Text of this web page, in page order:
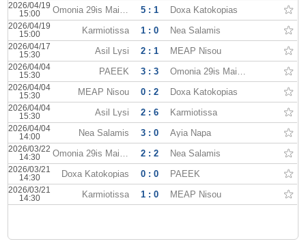
2026/04/19
15:00
Omonia 29is Maiou 5 : 1 Doxa Katokopias
2026/04/19
15:00
Karmiotissa 1 : 0 Nea Salamis
2026/04/17
15:30
Asil Lysi 2 : 1 MEAP Nisou
2026/04/04
15:30
PAEEK 3 : 3 Omonia 29is Maiou
2026/04/04
15:30
MEAP Nisou 0 : 2 Doxa Katokopias
2026/04/04
15:30
Asil Lysi 2 : 6 Karmiotissa
2026/04/04
14:00
Nea Salamis 3 : 0 Ayia Napa
2026/03/22
14:30
Omonia 29is Maiou 2 : 2 Nea Salamis
2026/03/21
14:30
Doxa Katokopias 0 : 0 PAEEK
2026/03/21
14:30
Karmiotissa 1 : 0 MEAP Nisou